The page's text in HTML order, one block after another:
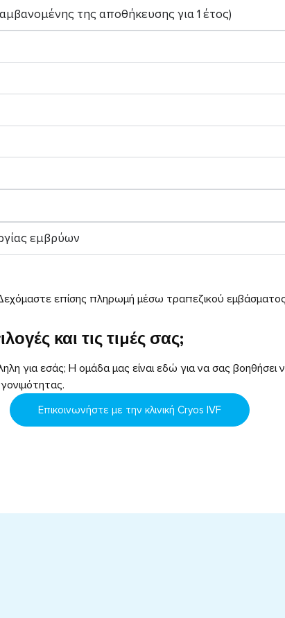
της αποθήκευσης για 1 έτος)
εμβρύων
επίσης πληρωμή μέσω τραπεζικού
και τις τιμές σας;
για εσάς; Η ομάδα μας είναι εδώ για να σας
Επικοινωνήστε με την κλινική Cryos IVF